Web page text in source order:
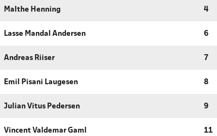
Malthe Henning 4
Lasse Mandal Andersen 6
Andreas Riiser 7
Emil Pisani Laugesen 8
Julian Vitus Pedersen 9
Vincent Valdemar Gaml 11